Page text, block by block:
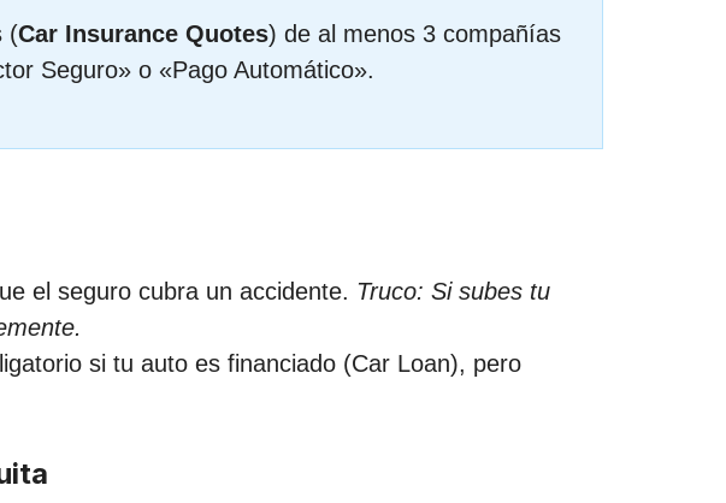
(Car Insurance Quotes) de al menos 3 compañías
Seguro» o «Pago Automático».
el seguro cubra un accidente. Truco: Si subes tu
si tu auto es financiado (Car Loan), pero